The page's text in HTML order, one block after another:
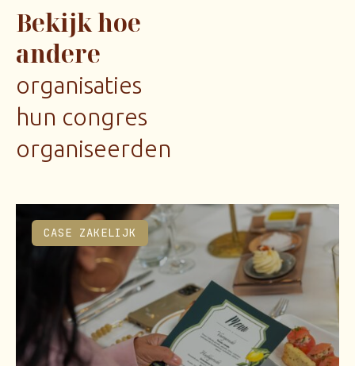
Bekijk hoe
andere
organisaties
hun congres
organiseerden
CASE ZAKELIJK